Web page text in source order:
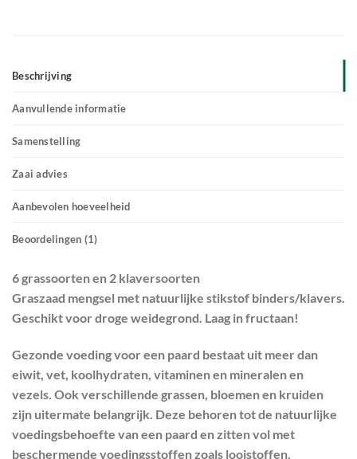
Beschrijving
Aanvullende informatie
Samenstelling
Zaai advies
Aanbevolen hoeveelheid
Beoordelingen (1)
6 grassoorten en 2 klaversoorten
Graszaad mengsel met natuurlijke stikstof binders/klavers.
Geschikt voor droge weidegrond. Laag in fructaan!
Gezonde voeding voor een paard bestaat uit meer dan
eiwit, vet, koolhydraten, vitaminen en mineralen en
vezels. Ook verschillende grassen, bloemen en kruiden
zijn uitermate belangrijk. Deze behoren tot de natuurlijke
voedingsbehoefte van een paard en zitten vol met
beschermende voedingsstoffen zoals looistoffen,